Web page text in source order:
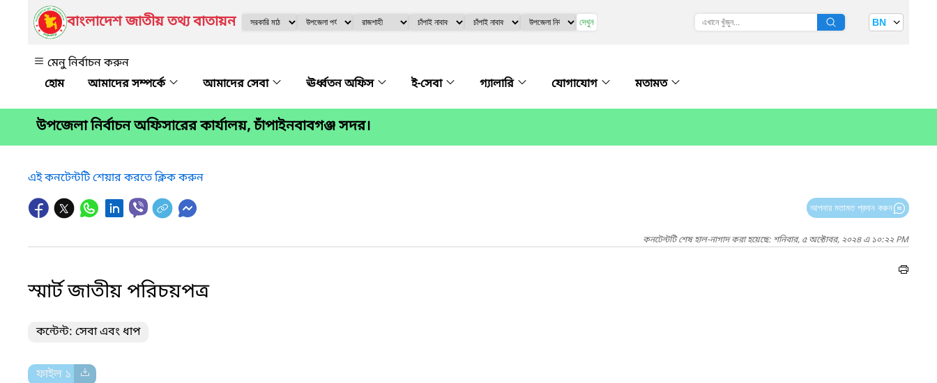
বাংলাদেশ জাতীয় তথ্য বাতায়ন দেখুন BN
মেনু নির্বাচন করুন
আমাদের সম্পর্কে
আমাদের সেবা ঊর্ধ্বতন অফিস ই-সেবা গ্যালারি যোগাযোগ মতামত
উপজেলা নির্বাচন অফিসারের কার্যালয়, চাঁপাইনবাবগঞ্জ সদর।
এই কনটেন্টটি শেয়ার করতে ক্লিক করুন
আপনার মতামত প্রদান করুন
কনটেন্টটি শেষ হাল-নাগাদ করা হয়েছে: শনিবার, ৫ অক্টোবর, ২০২৪ এ ১০:২২ PM
স্মার্ট জাতীয় পরিচয়পত্র
কন্টেন্ট: সেবা এবং ধাপ
ফাইল ১